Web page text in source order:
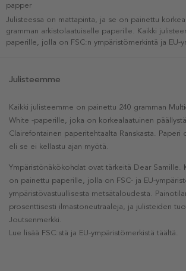
papper
Julisteessa on mattapinta, ja se on painettu
gramman arkistolaatuiselle paperille. Kaikki
paperille, jolla on FSC:n ympäristömerkintä ja EU-
Julisteemme
Kaikki julisteemme on painettu 240 gramman
White -paperille, joka on korkealaatuinen
Clairefontainen paperitehtaalta Ranskasta. Paperi
eli se ei kellastu ajan myötä.
Ympäristönäkökohdat ovat tärkeitä Dear Samille.
on painettu paperille, jolla on FSC- ja EU-
ympäristövastuullisesta metsätaloudesta.
prosenttisesti ilmastoneutraaleja, ja julisteiden
Joutsenmerkki.
Lue lisää FSC:stä ja EU-ympäristömerkistä täältä.